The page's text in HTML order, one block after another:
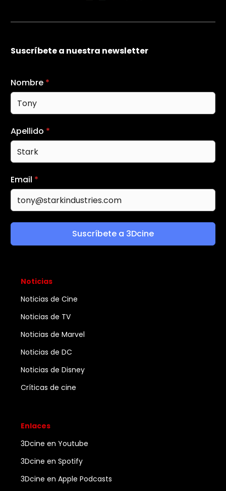
Suscríbete a nuestra newsletter
Nombre *
Apellido *
Email *
Suscríbete a 3Dcine
Noticias
Noticias de Cine
Noticias de TV
Noticias de Marvel
Noticias de DC
Noticias de Disney
Críticas de cine
Enlaces
3Dcine en Youtube
3Dcine en Spotify
3Dcine en Apple Podcasts